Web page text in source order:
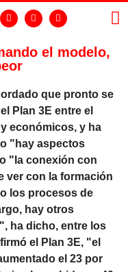
el modelo,
que pronto se
Plan 3E entre el
económicos, y ha
"hay aspectos
"la conexión con
ver con la formación
los procesos de
hay otros
ha dicho, entre los
el Plan 3E, "el
el 23 por